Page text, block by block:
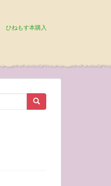
ひねもす本購入